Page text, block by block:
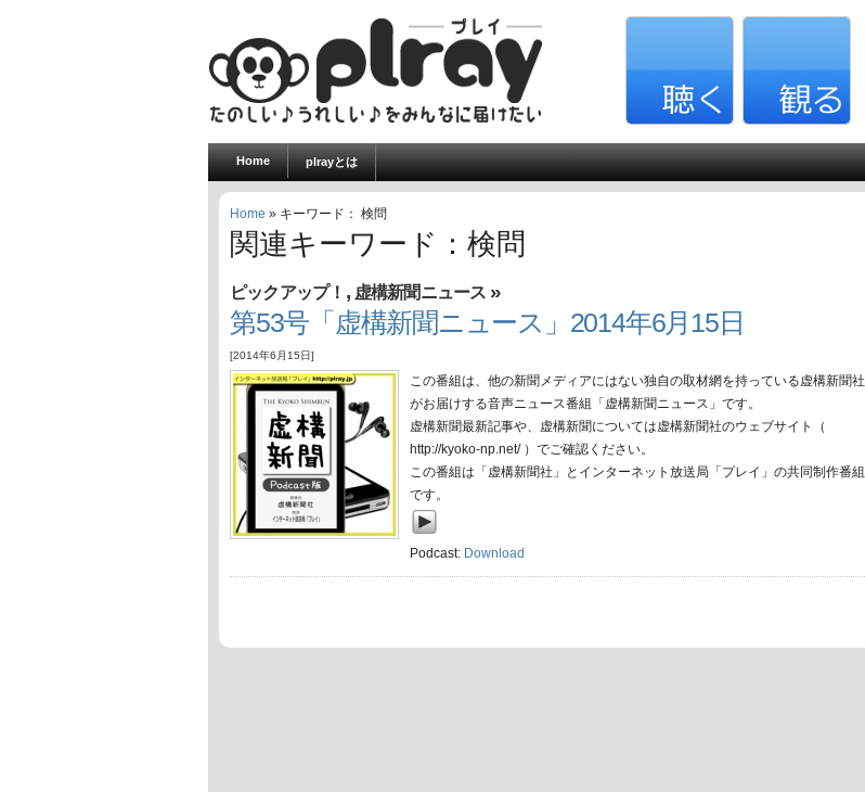
Home plrayとは
Home » キーワード： 検問
関連キーワード：検問
ピックアップ！ , 虚構新聞ニュース »
第53号「虚構新聞ニュース」2014年6月15日
[2014年6月15日]
この番組は、他の新聞メディアにはない独自の取材網を持っている虚構新聞社
がお届けする音声ニュース番組「虚構新聞ニュース」です。
虚構新聞最新記事や、虚構新聞については虚構新聞社のウェブサイト（
http://kyoko-np.net/ ）でご確認ください。
この番組は「虚構新聞社」とインターネット放送局「プレイ」の共同制作番組
です。
Podcast: Download